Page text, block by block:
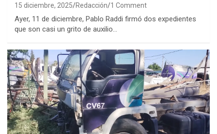
15 diciembre, 2025 Redacción 1 Comment
Ayer, 11 de diciembre, Pablo Raddi firmó dos expedientes
que son casi un grito de auxilio…